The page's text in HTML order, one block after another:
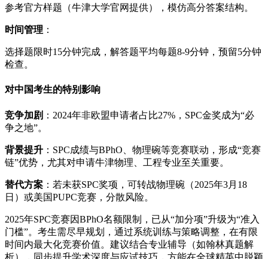
参考官方样题（牛津大学官网提供），模仿高分答案结构。
时间管理 ：
选择题限时15分钟完成，解答题平均每题8-9分钟，预留5分钟
检查。
对中国考生的特别影响
竞争加剧 ：2024年非欧盟申请者占比27%，SPC金奖成为“必
争之地”。
背景提升 ：SPC成绩与BPhO、物理碗等竞赛联动，形成“竞赛
链”优势，尤其对申请牛津物理、工程专业至关重要。
替代方案 ：若未获SPC奖项，可转战物理碗（2025年3月18
日）或美国PUPC竞赛，分散风险。
2025年SPC竞赛因BPhO名额限制，已从“加分项”升级为“准入
门槛”。考生需尽早规划，通过系统训练与策略调整，在有限
时间内最大化竞赛价值。建议结合专业辅导（如翰林真题解
析），同步提升学术深度与应试技巧，方能在全球精英中脱颖